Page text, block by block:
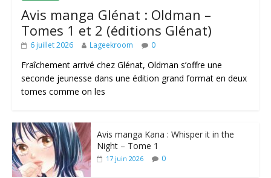
Avis manga Glénat : Oldman –
Tomes 1 et 2 (éditions Glénat)
6 juillet 2026 Lageekroom 0
Fraîchement arrivé chez Glénat, Oldman s’offre une
seconde jeunesse dans une édition grand format en deux
tomes comme on les
Avis manga Kana : Whisper it in the
Night – Tome 1
17 juin 2026 0